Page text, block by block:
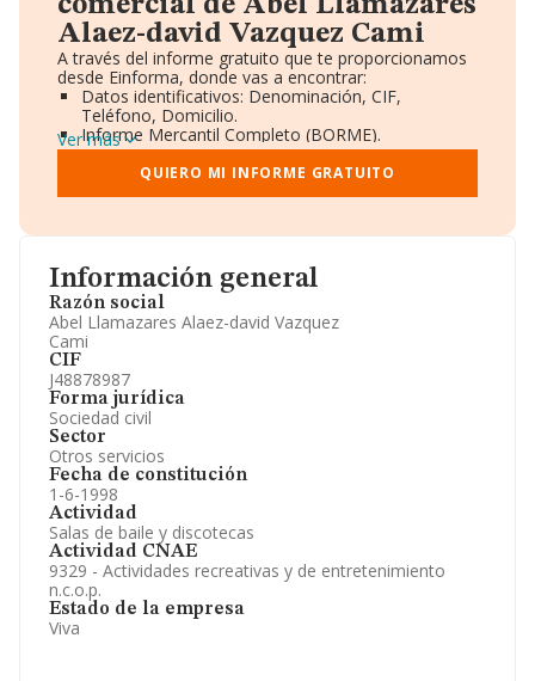
Información general
Razón social
Abel Llamazares Alaez-david Vazquez
Cami
CIF
J48878987
Forma jurídica
Sociedad civil
Sector
Otros servicios
Fecha de constitución
1-6-1998
Actividad
Salas de baile y discotecas
Actividad CNAE
9329 - Actividades recreativas y de entretenimiento
n.c.o.p.
Estado de la empresa
Viva
comercial de Abel Llamazares
Alaez-david Vazquez Cami
A través del informe gratuito que te proporcionamos
desde Einforma, donde vas a encontrar:
Datos identificativos: Denominación, CIF,
Teléfono, Domicilio.
Informe Mercantil Completo (BORME).
Gráficos de Evolución Ventas y Empleados.
Consejo de Administración y Administradores.
Directivos y Ejecutivos.
Información oficial y registral complementaria.
Ver más
QUIERO MI INFORME GRATUITO